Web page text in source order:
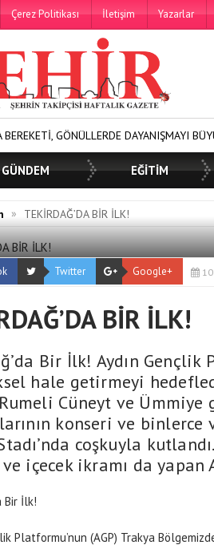
Çerez Politikası İletişim Yazarlar
DAYANIŞMAYI BÜYÜTÜYORUZ!
GÜNDEM EĞİTİM
» TEKİRDAĞ’DA BİR İLK!
Twitter Google+
BİR İLK!
Bir İlk! Aydın Gençlik
hale getirmeyi
Cüneyt ve
konseri ve binlerce
coşkuyla
içecek ikramı da
Bir İlk!
Platformu’nun (AGP) Trakya